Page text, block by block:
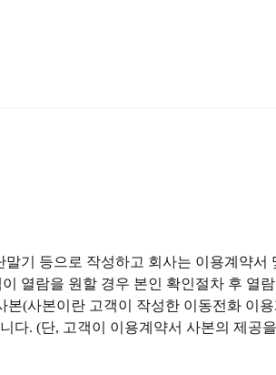
기 등으로 작성하고 회사는 이용계약서
열람을 원할 경우 본인 확인절차 후 열
(사본이란 고객이 작성한 이동전화 이
다. (단, 고객이 이용계약서 사본의 제공